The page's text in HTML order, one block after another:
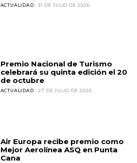
ACTUALIDAD 31 DE JULIO DE 2026
Premio Nacional de Turismo
celebrará su quinta edición el 20
de octubre
ACTUALIDAD 27 DE JULIO DE 2026
Air Europa recibe premio como
Mejor Aerolínea ASQ en Punta
Cana